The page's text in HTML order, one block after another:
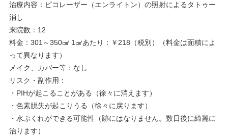
治療内容：ピコレーザー（エンライトン）の照射によるタトゥー
消し
来院数：12
料金：301～350㎠ 1㎠あたり：￥218（税別）（料金は面積によ
って異なります）
メイク、カバー等：なし
リスク・副作用：
・PIHが起こることがある（徐々に消えます）
・色素脱失が起こりうる（徐々に戻ります）
・水ぶくれができる可能性（跡にはなりません。数日後に綺麗に
治ります）